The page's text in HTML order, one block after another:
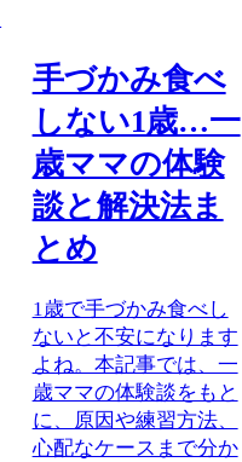
手づかみ食べ
しない1歳…一
歳ママの体験
談と解決法ま
とめ
1歳で手づかみ食べし
ないと不安になります
よね。本記事では、一
歳ママの体験談をもと
に、原因や練習方法、
心配なケースまで分か